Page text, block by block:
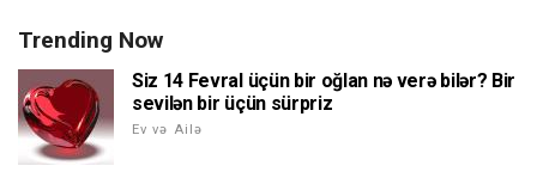
Trending Now
Siz 14 Fevral üçün bir oğlan nə verə bilər? Bir
sevilən bir üçün sürpriz
Ev və Ailə